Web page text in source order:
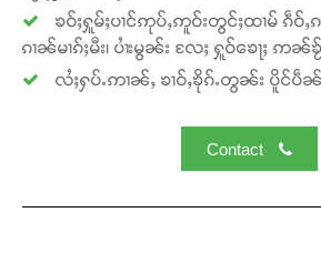
ၶဝ်ႈႁူမ်ႈပၢင်ဢုပ်ႇဢူဝ်းတွင်ႈထၢမ် ၵဵဝ်ႇၵ
ၵၢၼ်မၢၵ်ႈမီး၊ ပၢႆးမွၼ်း လႄႈ ႁူဝ်ၶေႃႈ ဢၼ်ၶႂ်
လႆႈႁပ်ႉဢၢၼ်ႇ ၶၢဝ်ႇၶိုၵ်ႉတွၼ်း ပိူင်ပဵ
Contact